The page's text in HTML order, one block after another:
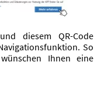
diesem QR-Code
So
Ihnen eine